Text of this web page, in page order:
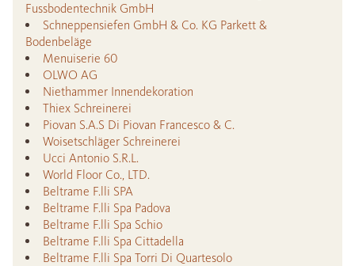
Fussbodentechnik GmbH
Schneppensiefen GmbH & Co. KG Parkett &
Bodenbeläge
Menuiserie 60
OLWO AG
Niethammer Innendekoration
Thiex Schreinerei
Piovan S.A.S Di Piovan Francesco & C.
Woisetschläger Schreinerei
Ucci Antonio S.R.L.
World Floor Co., LTD.
Beltrame F.lli SPA
Beltrame F.lli Spa Padova
Beltrame F.lli Spa Schio
Beltrame F.lli Spa Cittadella
Beltrame F.lli Spa Torri Di Quartesolo